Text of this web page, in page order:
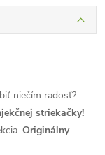
niečím radosť?
striekačky!
Originálny